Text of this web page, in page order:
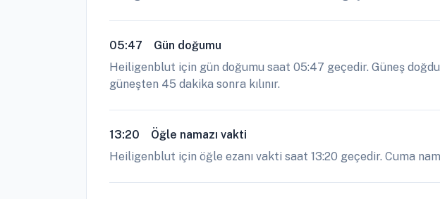
05:47
Gün doğumu
Heiligenblut için gün doğumu saat 05:47 geçedir. Güneş
güneşten 45 dakika sonra kılınır.
13:20
Öğle namazı vakti
Heiligenblut için öğle ezanı vakti saat 13:20 geçedir. Cuma